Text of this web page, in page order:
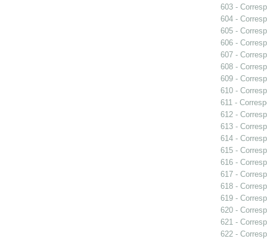
603 -
604 -
605 -
606 -
607 -
608 -
609 -
610 -
611 -
612 -
613 -
614 -
615 -
616 -
617 -
618 -
619 -
620 -
621 -
622 -